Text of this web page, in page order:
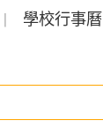
學校行事曆